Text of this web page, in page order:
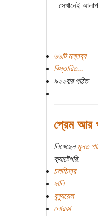
সেখানেই
৬৬টি মন্তব্য
বিস্তারিত...
৯২২বার পঠিত
প্রেম আর
লিখেছেনমূলত
ক্যাটেগরি:
চলচ্চিত্র
দালি
বুন্যুয়েল
লোরকা